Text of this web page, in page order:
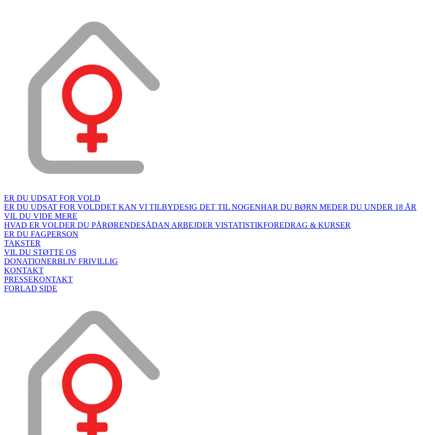
ER DU UDSAT FOR VOLD
ER DU UDSAT FOR VOLDDET KAN VI TILBYDESIG DET TIL NOGENHAR DU BØRN MEDER DU UNDER 18 ÅR
VIL DU VIDE MERE
HVAD ER VOLDER DU PÅRØRENDESÅDAN ARBEJDER VISTATISTIKFOREDRAG & KURSER
ER DU FAGPERSON
TAKSTER
VIL DU STØTTE OS
DONATIONERBLIV FRIVILLIG
KONTAKT
PRESSEKONTAKT
FORLAD SIDE